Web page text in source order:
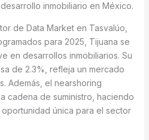
inmobiliario en México.
de Data Market en Tasvalúo,
para 2025, Tijuana se
en desarrollos inmobiliarios. Su
de 2.3%, refleja un mercado
Además, el nearshoring
cadena de suministro, haciendo
única para el sector